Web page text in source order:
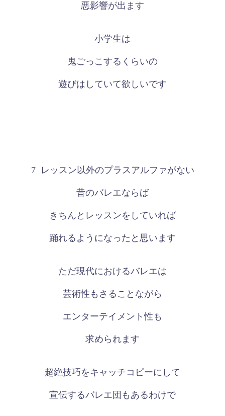
悪影響が出ます
小学生は
鬼ごっこするくらいの
遊びはしていて欲しいです
7 レッスン以外のプラスアルファがない
昔のバレエならば
きちんとレッスンをしていれば
踊れるようになったと思います
ただ現代におけるバレエは
芸術性もさることながら
エンターテイメント性も
求められます
超絶技巧をキャッチコピーにして
宣伝するバレエ団もあるわけで